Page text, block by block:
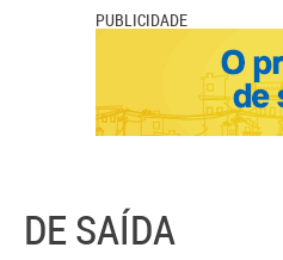
PUBLICIDADE
DE SAÍDA